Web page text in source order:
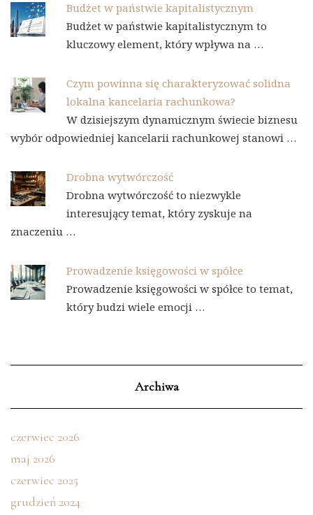
Budżet w państwie kapitalistycznym
Budżet w państwie kapitalistycznym to
kluczowy element, który wpływa na …
Czym powinna się charakteryzować solidna
lokalna kancelaria rachunkowa?
W dzisiejszym dynamicznym świecie biznesu
wybór odpowiedniej kancelarii rachunkowej stanowi …
Drobna wytwórczość
Drobna wytwórczość to niezwykle
interesujący temat, który zyskuje na
znaczeniu …
Prowadzenie księgowości w spółce
Prowadzenie księgowości w spółce to temat,
który budzi wiele emocji …
Archiwa
czerwiec 2026
maj 2026
czerwiec 2025
grudzień 2024